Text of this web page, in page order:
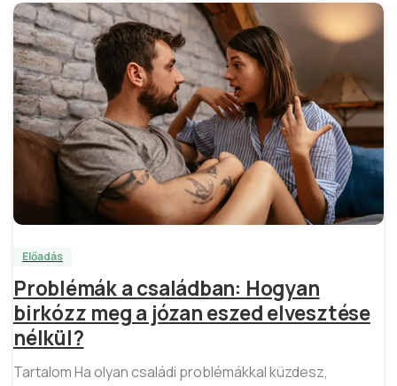
2
Előadás
Problémák a családban: Hogyan
birkózz meg a józan eszed elvesztése
nélkül?
Tartalom Ha olyan családi problémákkal küzdesz,